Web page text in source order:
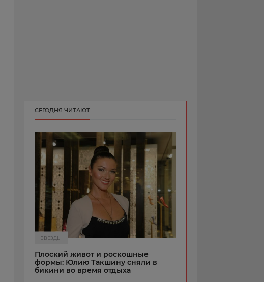
СЕГОДНЯ ЧИТАЮТ
ЗВЕЗДЫ
Плоский живот и роскошные
формы: Юлию Такшину сняли в
бикини во время отдыха